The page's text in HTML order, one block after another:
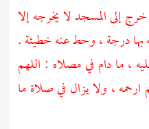
إلى المسجد لا يخرجه إلا
بها درجة ، وحط عنه خطيئة .
، ما دام في مصلاه : اللهم
، ولا يزال في صلاة ما